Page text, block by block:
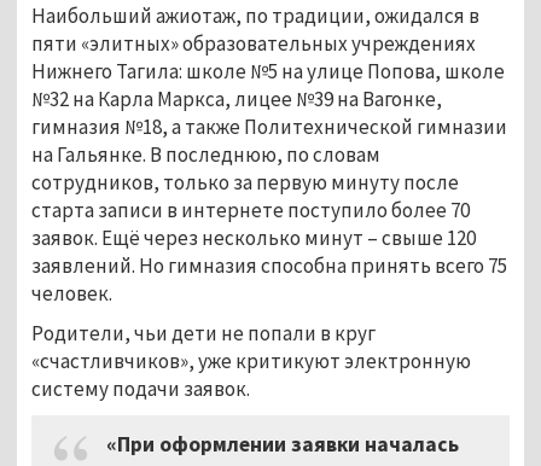
Наибольший ажиотаж, по традиции, ожидался в
пяти «элитных» образовательных учреждениях
Нижнего Тагила: школе №5 на улице Попова, школе
№32 на Карла Маркса, лицее №39 на Вагонке,
гимназия №18, а также Политехнической гимназии
на Гальянке. В последнюю, по словам
сотрудников, только за первую минуту после
старта записи в интернете поступило более 70
заявок. Ещё через несколько минут – свыше 120
заявлений. Но гимназия способна принять всего 75
человек.
Родители, чьи дети не попали в круг
«счастливчиков», уже критикуют электронную
систему подачи заявок.
«При оформлении заявки началась